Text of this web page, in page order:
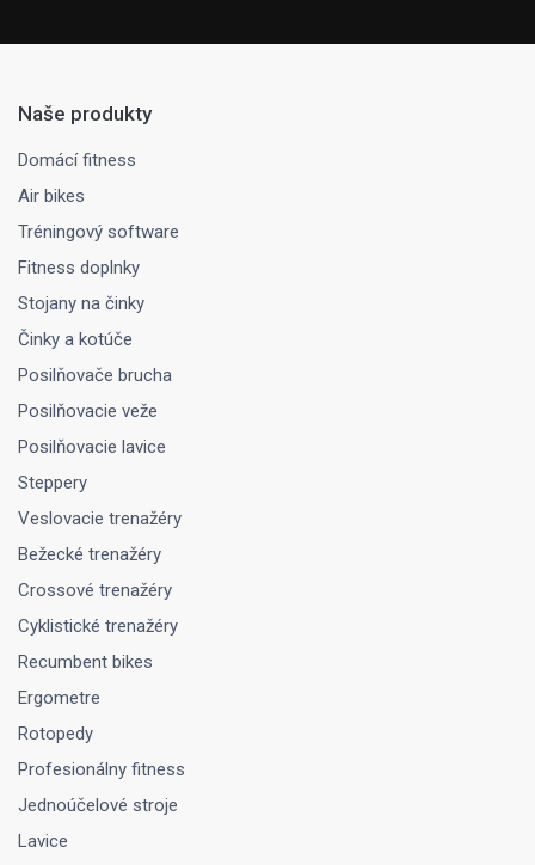
Naše produkty
Domácí fitness
Air bikes
Tréningový software
Fitness doplnky
Stojany na činky
Činky a kotúče
Posilňovače brucha
Posilňovacie veže
Posilňovacie lavice
Steppery
Veslovacie trenažéry
Bežecké trenažéry
Crossové trenažéry
Cyklistické trenažéry
Recumbent bikes
Ergometre
Rotopedy
Profesionálny fitness
Jednoúčelové stroje
Lavice